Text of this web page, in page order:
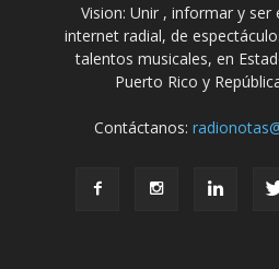
Vision: Unir , informar y
internet radial, de
talentos musicales, en
Puerto Rico y
Contáctanos: